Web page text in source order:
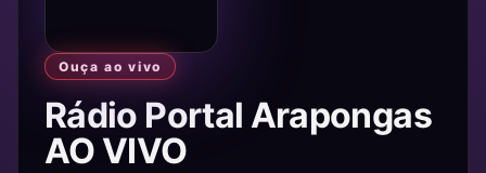
Ouça ao vivo
Rádio Portal Arapongas
AO VIVO